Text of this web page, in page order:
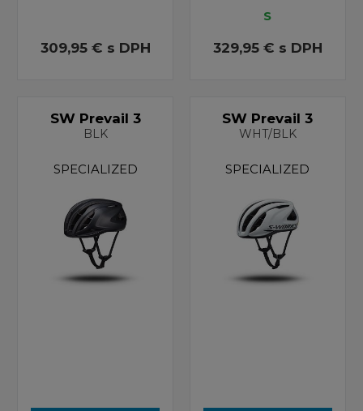
309,95 € s DPH
S
329,95 € s DPH
SW Prevail 3
BLK
SPECIALIZED
SW Prevail 3
WHT/BLK
SPECIALIZED